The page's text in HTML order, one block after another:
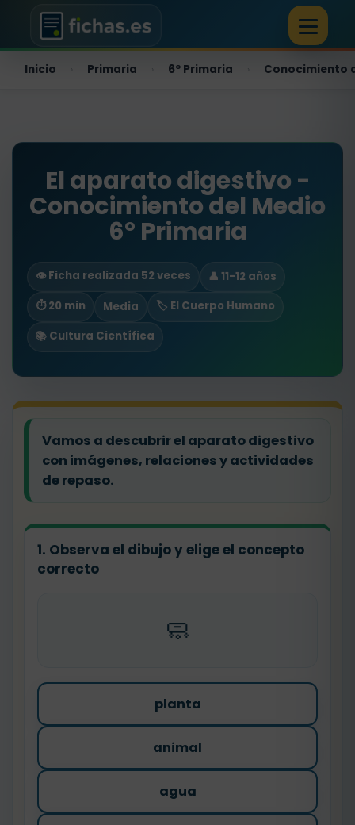
Inicio Primaria 6º Primaria Conocimiento
El aparato digestivo -
Conocimiento del Medio
6º Primaria
👁️ Ficha realizada 52 veces
👤 11-12 años
⏱ 20 min
Media
🏷️ El Cuerpo Humano
📚 Cultura Científica
Vamos a descubrir el aparato digestivo
con imágenes, relaciones y actividades
de repaso.
1. Observa el dibujo y elige el concepto
correcto
🧼
planta
animal
agua